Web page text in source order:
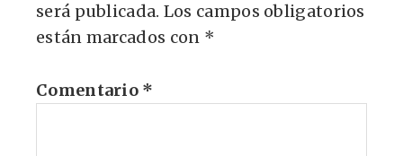
será publicada. Los campos obligatorios
están marcados con *
Comentario *